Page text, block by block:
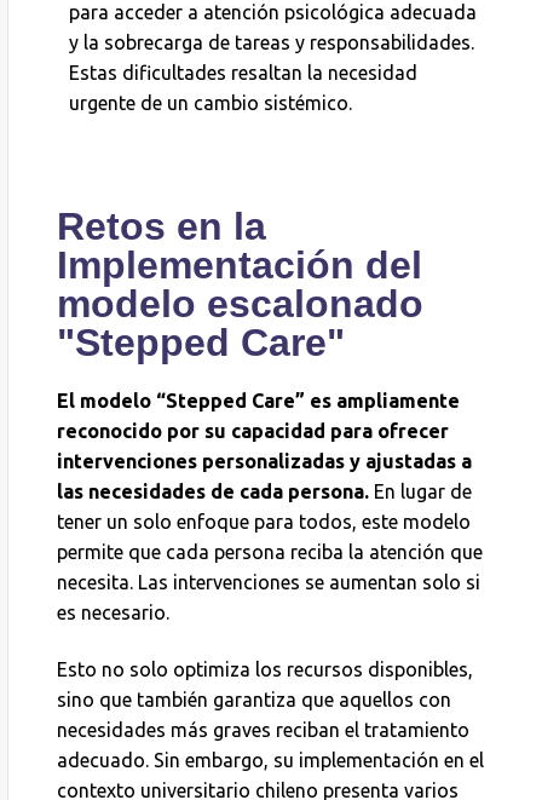
para acceder a atención psicológica adecuada
y la sobrecarga de tareas y responsabilidades.
Estas dificultades resaltan la necesidad
urgente de un cambio sistémico.
Retos en la
Implementación del
modelo escalonado
"Stepped Care"
El modelo “Stepped Care” es ampliamente
reconocido por su capacidad para ofrecer
intervenciones personalizadas y ajustadas a
las necesidades de cada persona. En lugar de
tener un solo enfoque para todos, este modelo
permite que cada persona reciba la atención que
necesita. Las intervenciones se aumentan solo si
es necesario.
Esto no solo optimiza los recursos disponibles,
sino que también garantiza que aquellos con
necesidades más graves reciban el tratamiento
adecuado. Sin embargo, su implementación en el
contexto universitario chileno presenta varios